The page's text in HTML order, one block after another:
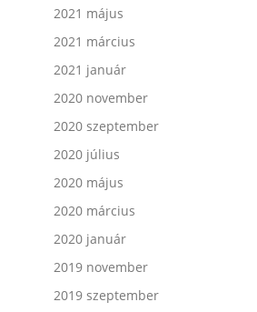
2021 május
2021 március
2021 január
2020 november
2020 szeptember
2020 július
2020 május
2020 március
2020 január
2019 november
2019 szeptember